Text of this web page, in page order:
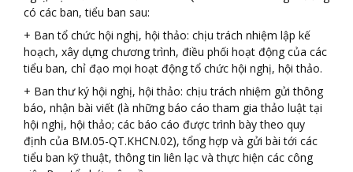
có các ban, tiểu ban sau:
+ Ban tổ chức hội nghị, hội thảo: chịu trách nhiệm lập kế
hoạch, xây dựng chương trình, điều phối hoạt động của các
tiểu ban, chỉ đạo mọi hoạt động tổ chức hội nghị, hội thảo.
+ Ban thư ký hội nghị, hội thảo: chịu trách nhiệm gửi thông
báo, nhận bài viết (là những báo cáo tham gia thảo luật tại
hội nghị, hội thảo; các báo cáo được trình bày theo quy
định của BM.05-QT.KHCN.02), tổng hợp và gửi bài tới các
tiểu ban kỹ thuật, thông tin liên lạc và thực hiện các công